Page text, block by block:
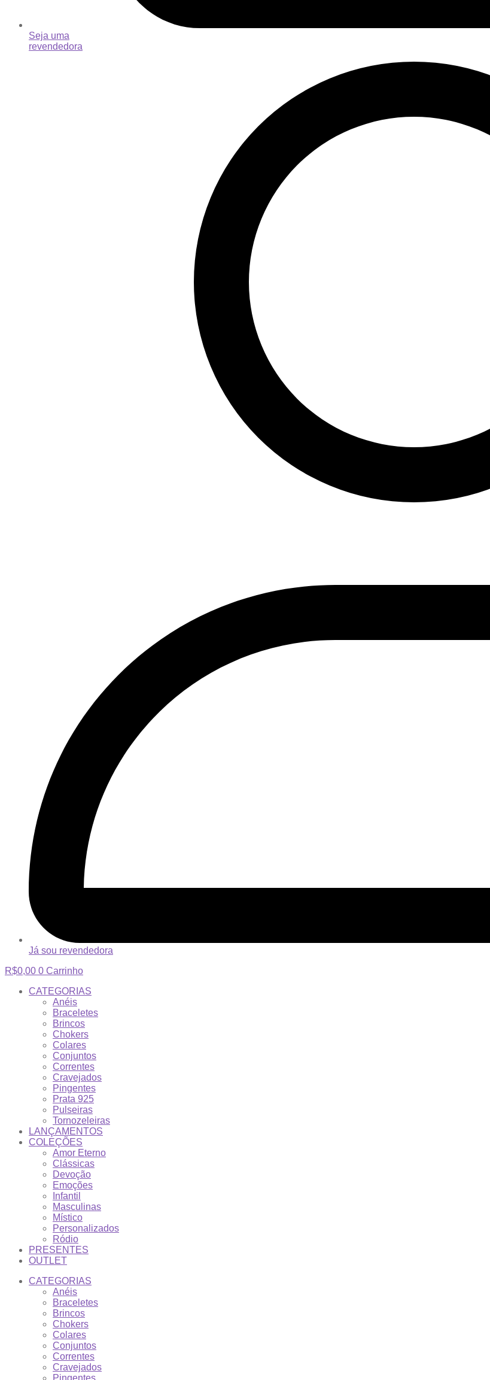
Seja uma
revendedora
Já sou revendedora
R$0,00 0 Carrinho
CATEGORIAS
Anéis
Braceletes
Brincos
Chokers
Colares
Conjuntos
Correntes
Cravejados
Pingentes
Prata 925
Pulseiras
Tornozeleiras
LANÇAMENTOS
COLEÇÕES
Amor Eterno
Clássicas
Devoção
Emoções
Infantil
Masculinas
Místico
Personalizados
Ródio
PRESENTES
OUTLET
CATEGORIAS
Anéis
Braceletes
Brincos
Chokers
Colares
Conjuntos
Correntes
Cravejados
Pingentes